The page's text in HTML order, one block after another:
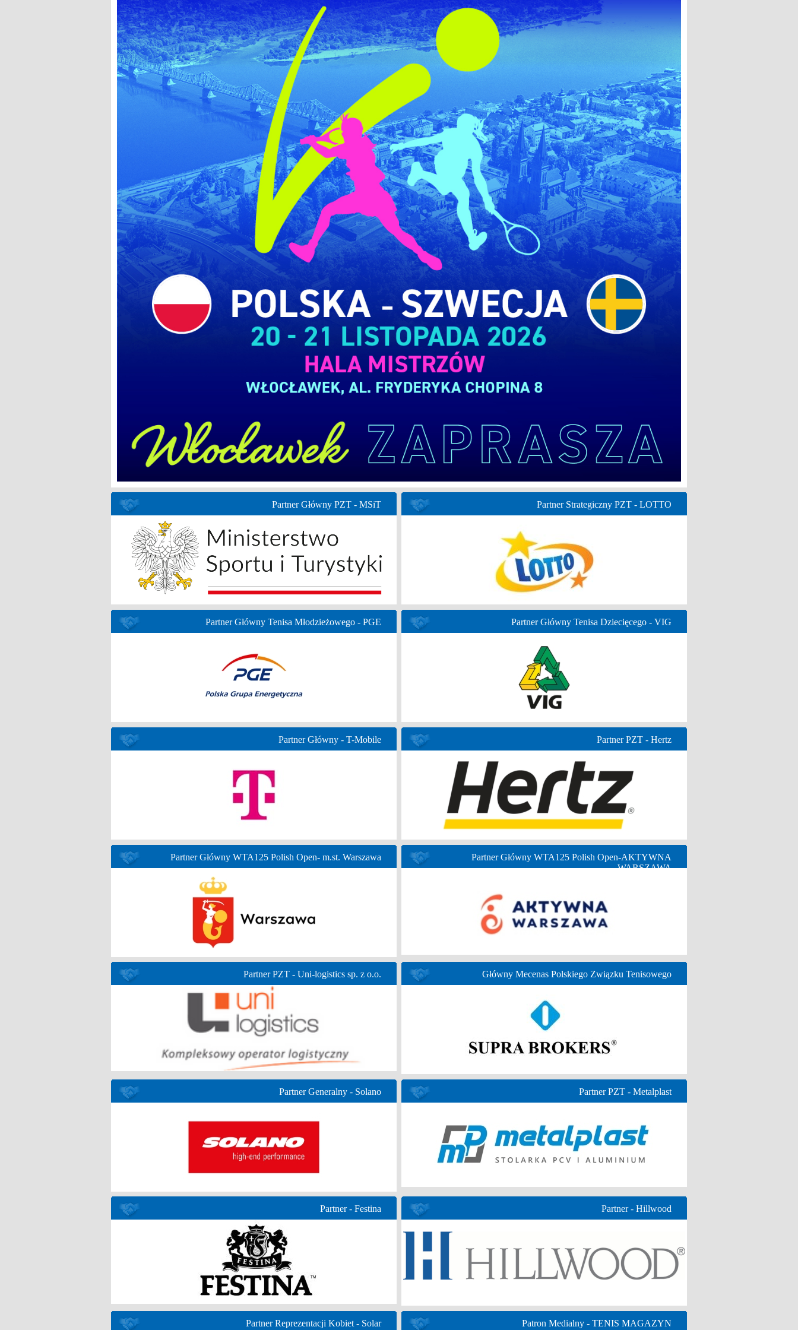
Partner Główny PZT - MSiT Partner Strategiczny PZT - LOTTO
Partner Główny Tenisa Młodzieżowego - PGE Partner Główny Tenisa Dziecięcego - VIG
Partner Główny - T-Mobile Partner PZT - Hertz
Partner Główny WTA125 Polish Open- m.st. Warszawa
Partner Główny WTA125 Polish Open-AKTYWNA
WARSZAWA
Partner PZT - Uni-logistics sp. z o.o. Główny Mecenas Polskiego Związku Tenisowego
Partner Generalny - Solano Partner PZT - Metalplast
Partner - Festina Partner - Hillwood
Partner Reprezentacji Kobiet - Solar Patron Medialny - TENIS MAGAZYN